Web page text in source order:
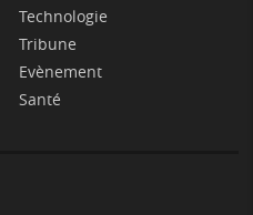
Technologie
Tribune
Evènement
Santé